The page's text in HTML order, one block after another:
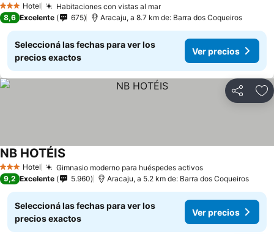
3 Estrellas
Hotel Habitaciones con vistas al mar
8,6 Excelente 675 Aracaju, a 8.7 km de: Barra dos Coqueiros
Seleccioná las fechas para ver los
precios exactos
Ver precios
Compartir
3 Estrellas
Hotel Gimnasio moderno para huéspedes activos
NB HOTÉIS
9,2 Excelente 5.960 Aracaju, a 5.2 km de: Barra dos Coqueiros
Seleccioná las fechas para ver los
precios exactos
Ver precios